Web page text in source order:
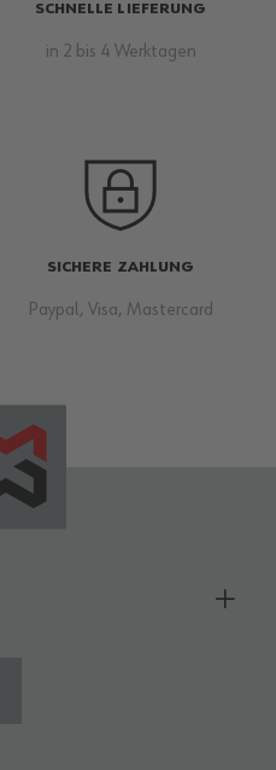
SCHNELLE LIEFERUNG
in 2 bis 4 Werktagen
SICHERE ZAHLUNG
Paypal, Visa, Mastercard